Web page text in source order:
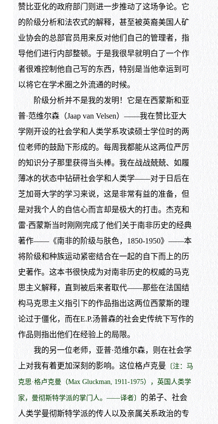
赞比亚化的政府部门则进一步推动了这场争论。它
的阶级分析和法农式的解释，甚至被英裔美国人矿
业协会的总部官员用来反对他们自己的管理者，指
导他们进行内部整顿。于是我很早就明白了一个作
者很难控制他自己写的东西，特别是当他幸运到可
以将它在学术圈之外流通的时候。
阶级分析并不是我的发明！它是在西蒙斯和亚
普·范维尔森（Jaap van Velsen）——我在赞比亚大
学刚开设的社会学和人类学系攻读硕士学位时的两
位老师的鼓励下形成的。每周我都能从这两位严厉
的知识分子那里获得当头棒。我在战战兢兢、如履
薄冰的状态中钻研社会学和人类学——对于日后在
芝加哥大学的学习来说，这是非常有益的准备，但
是对我个人的自信心而言却是极大的打击。杰克和
雷·西蒙斯当时刚刚完成了他们关于南非历史的经典
著作——《南非的阶级与肤色，1850-1950》——本
将阶级和种族运动紧密结合在一起的自下而上的历
史著作。这本书很快成为对南非历史的权威的马克
思主义解释，直到被后来者取代——那些在法国结
构马克思主义指引下的作品指出这两位西蒙斯的理
论过于僵化，而在E.P.汤普森的社会史传统下写作的
作品则指出他们在经验上的局限。
我的另一位老师，亚普·范维尔森，则在社会学
上对我有着更加深刻的影响。这位格卢克曼 〔注：马
克思·格卢克曼（Max Gluckman, 1911-1975），英国人类学
家，曼彻斯特学派的掌门人。——译者〕 的弟子、社会
人类学曼彻斯特学派的传人以及亲属关系政治的专